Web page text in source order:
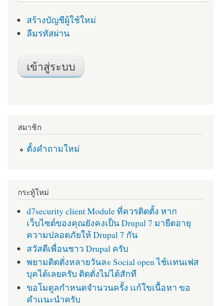
สร้างบัญชีผู้ใช้ใหม่
ลืมรหัสผ่าน
สมาชิก
ตั้งคำถามใหม่
กระทู้ใหม่
d7security client Module ที่ควรติดตั้ง หาก
เว็บไซต์ของคุณยังคงเป็น Drupal 7 มายืดอายุ
ความปลอดภัยให้ Drupal 7 กัน
สวัสดีเพื่อนชาว Drupal ครับ
พยามติดตั่งหลายวันละ Social open ไช้เเทนเฟส
บุคได้เลยครับ ติดตั่งไม่ได้สักที
ขอโมดูลกำหนดจำนวนครั้ง เเก้ใขเนื้อหา ขอ
คำเเนะนำครับ